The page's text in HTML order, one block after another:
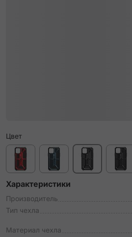
Цвет
Характеристики
Производитель
Тип чехла
Материал чехла